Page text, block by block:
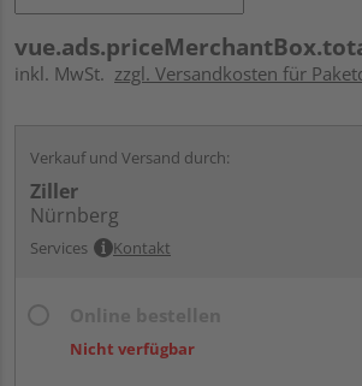
inkl. MwSt. zzgl. Versandkosten für
Verkauf und Versand durch:
Ziller
Nürnberg
Services Kontakt
Nicht verfügbar